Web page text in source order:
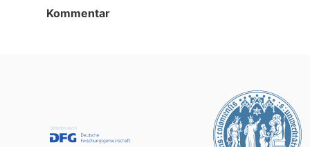
Kommentar